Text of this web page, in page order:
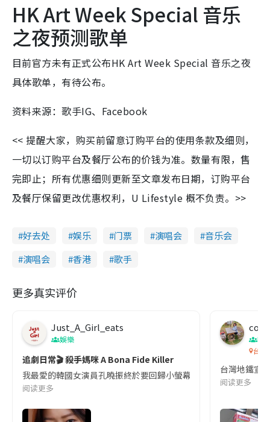
HK Art Week Special 音乐
之夜预测歌单
目前官方未有正式公布HK Art Week Special 音乐之夜
具体歌单，有待公布。
资料来源：歌手IG、Facebook
<< 提醒大家，购买前留意订购平台的使用条款及细则，
一切以订购平台及餐厅公布的价钱为准。数量有限，售
完即止；所有优惠细则更新至文章发布日期，订购平台
及餐厅保留更改优惠权利，U Lifestyle 概不负责。>>
好去处 娱乐 门票 演唱会
音乐会
演唱会
香港 歌手
更多真实评价
Just_A_Girl_eats
娛樂
追劇日常🎬 殺手媽咪 A Bona Fide Killer
我最愛的韓國女演員孔曉振終於要回歸小螢幕啦!這次的劇本改編
阅读更多
co
吹
台灣
台灣地鐵宣
阅读更多